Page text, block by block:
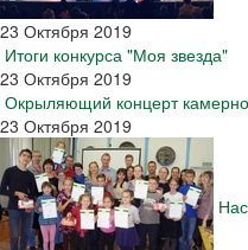
23 Октября 2019
Итоги конкурса "Моя звезда"
23 Октября 2019
Окрыляющий концерт
23 Октября 2019